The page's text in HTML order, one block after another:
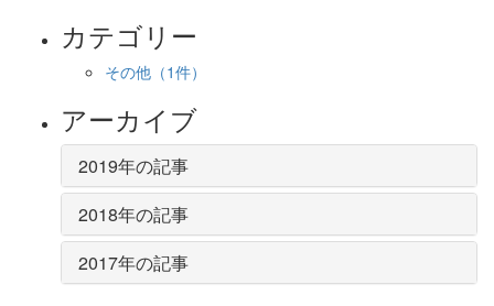
カテゴリー
その他 （1件）
アーカイブ
2019年の記事
2018年の記事
2017年の記事